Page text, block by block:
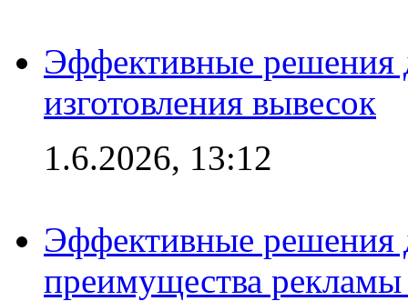
Эффективные решения
изготовления вывесок
1.6.2026, 13:12
Эффективные решения
преимущества рекламы